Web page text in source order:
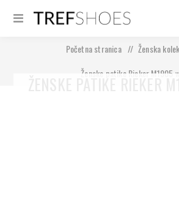
Početna stranica / Ženska
Ženske patike Rieker M1905